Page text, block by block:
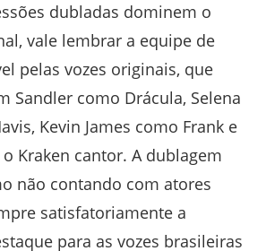
dubladas dominem o
vale lembrar a equipe de
pelas vozes originais, que
Sandler como Drácula, Selena
Kevin James como Frank e
o Kraken cantor. A dublagem
não contando com atores
satisfatoriamente a
para as vozes brasileiras